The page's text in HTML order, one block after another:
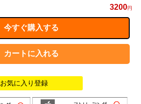
3200円
お気に入り登録